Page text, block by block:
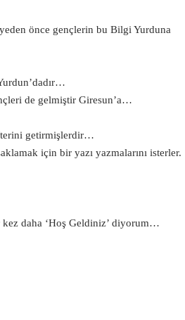
önce gençlerin bu Bilgi Yurduna
de gelmiştir Giresun’a…
getirmişlerdir…
için bir yazı yazmalarını isterler.
daha ‘Hoş Geldiniz’ diyorum…